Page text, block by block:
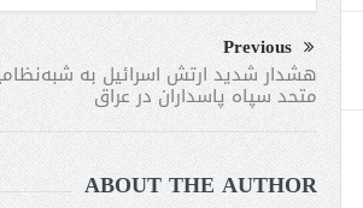
Previous
هشدار شدید ارتش اسرائیل به
متحد سپاه پاسداران در عراق
ABOUT THE AUTHOR